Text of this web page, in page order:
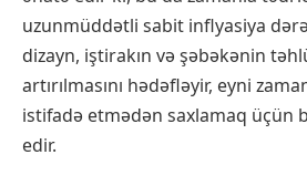
uzunmüddətli sabit inflyasiya
dizayn, iştirakın və şəbəkənin
artırılmasını hədəfləyir, eyni
istifadə etmədən saxlamaq üçün
edir.